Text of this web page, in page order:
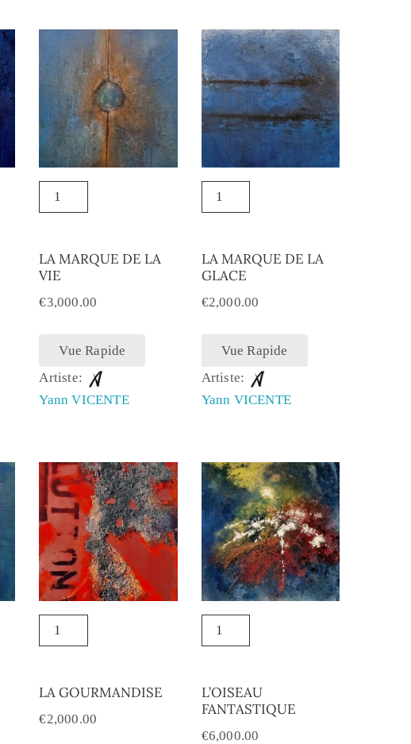
LA MARQUE DE LA
VIE
€3,000.00
Vue Rapide
Artiste:
Yann VICENTE
LA MARQUE DE LA
GLACE
€2,000.00
Vue Rapide
Artiste:
Yann VICENTE
LA GOURMANDISE
€2,000.00
L’OISEAU
FANTASTIQUE
€6,000.00